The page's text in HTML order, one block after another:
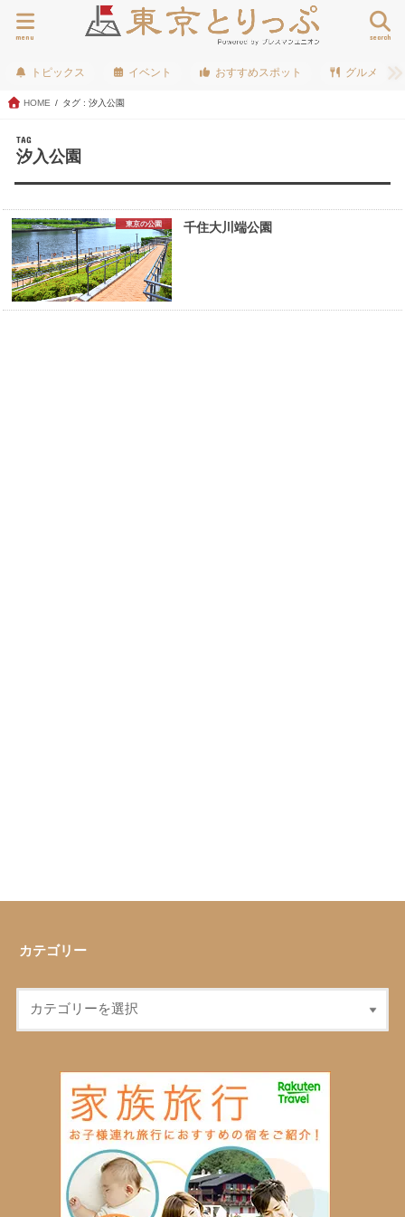
search
menu
トピックス イベント おすすめスポット グルメ
HOME タグ : 汐入公園
TAG
汐入公園
東京の公園 千住大川端公園
カテゴリー